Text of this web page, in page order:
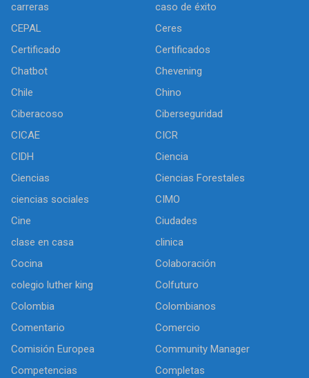
carreras
caso de éxito
CEPAL
Ceres
Certificado
Certificados
Chatbot
Chevening
Chile
Chino
Ciberacoso
Ciberseguridad
CICAE
CICR
CIDH
Ciencia
Ciencias
Ciencias Forestales
ciencias sociales
CIMO
Cine
Ciudades
clase en casa
clinica
Cocina
Colaboración
colegio luther king
Colfuturo
Colombia
Colombianos
Comentario
Comercio
Comisión Europea
Community Manager
Competencias
Completas